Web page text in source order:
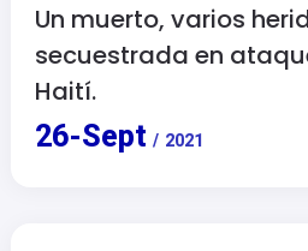
Un muerto, varios
secuestrada en
Haití.
26-Sept / 2021